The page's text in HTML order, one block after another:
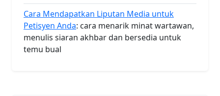
Cara Mendapatkan Liputan Media untuk
Petisyen Anda: cara menarik minat wartawan,
menulis siaran akhbar dan bersedia untuk
temu bual